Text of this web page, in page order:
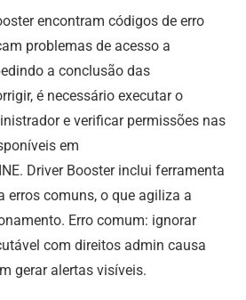
encontram códigos de erro
problemas de acesso a
a conclusão das
é necessário executar o
e verificar permissões nas
em
Driver Booster inclui ferramenta
erros comuns, o que agiliza a
Erro comum: ignorar
com direitos admin causa
gerar alertas visíveis.